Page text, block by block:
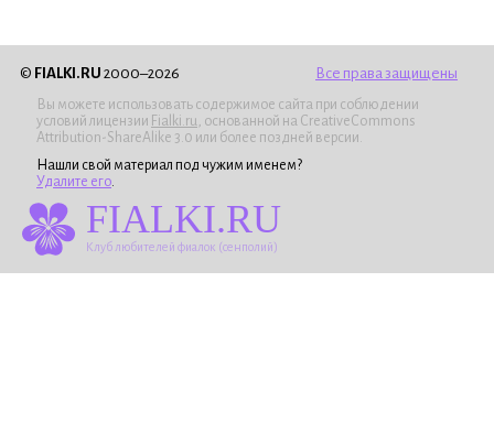
© FIALKI.RU 2000–2026 Все права защищены
Вы можете использовать содержимое сайта при соблюдении
условий лицензии Fialki.ru, основанной на CreativeCommons
Attribution-ShareAlike 3.0 или более поздней версии.
Нашли свой материал под чужим именем?
Удалите его.
FIALKI.RU
Клуб любителей фиалок (сенполий)